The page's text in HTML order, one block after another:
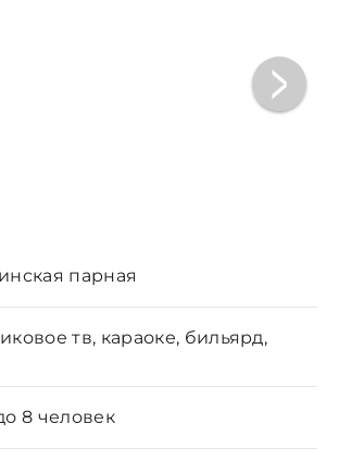
парная
тв, караоке, бильярд,
8 человек